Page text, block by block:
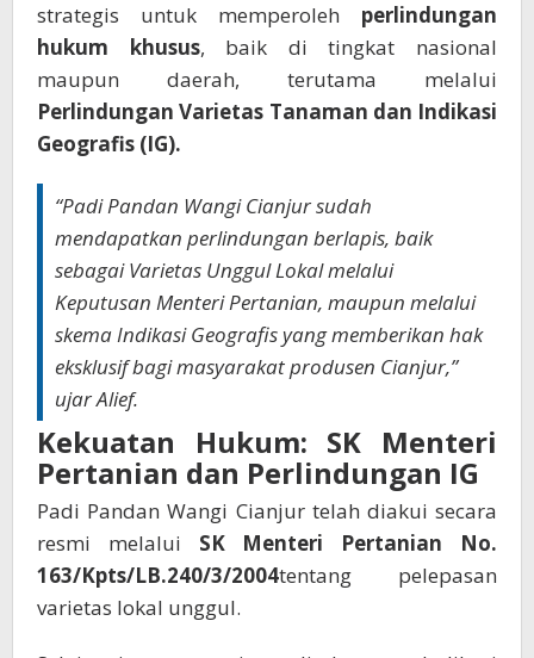
strategis untuk memperoleh perlindungan
hukum khusus, baik di tingkat nasional
maupun daerah, terutama melalui
Perlindungan Varietas Tanaman dan Indikasi
Geografis (IG).
“Padi Pandan Wangi Cianjur sudah
mendapatkan perlindungan berlapis, baik
sebagai Varietas Unggul Lokal melalui
Keputusan Menteri Pertanian, maupun melalui
skema Indikasi Geografis yang memberikan hak
eksklusif bagi masyarakat produsen Cianjur,”
ujar Alief.
Kekuatan Hukum: SK Menteri
Pertanian dan Perlindungan IG
Padi Pandan Wangi Cianjur telah diakui secara
resmi melalui SK Menteri Pertanian No.
163/Kpts/LB.240/3/2004tentang pelepasan
varietas lokal unggul.